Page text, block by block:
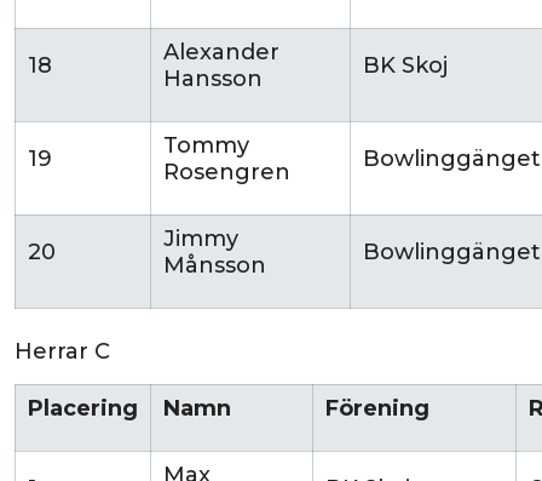
18
Alexander
Hansson
BK Skoj
19
Tommy
Rosengren
Bowlinggänget
20
Jimmy
Månsson
Bowlinggänget
Herrar C
Placering Namn Förening
Max